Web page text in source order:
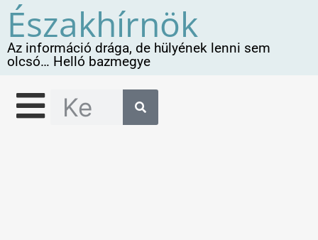
Északhírnök
Az információ drága, de hülyének lenni sem
olcsó… Helló bazmegye